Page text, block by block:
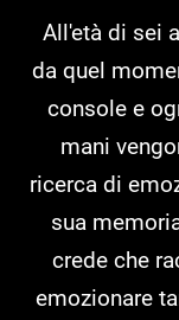
All'età di sei
da quel
console e
mani
ricerca di
sua
crede che
emozionare